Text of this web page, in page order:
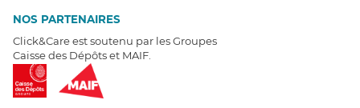
NOS PARTENAIRES
Click&Care est soutenu par les Groupes
Caisse des Dépôts et MAIF.